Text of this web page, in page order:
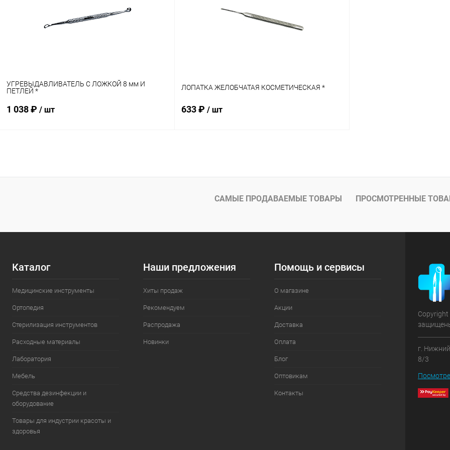
Под заказ
УГРЕВЫДАВЛИВАТЕЛЬ С ЛОЖКОЙ 8 мм И
ПЕТЛЕЙ *
1 038 ₽ / шт
Купить в 1 клик Сравнение
ЛОПАТКА ЖЕЛОБЧАТАЯ КОСМЕТИЧЕСКАЯ *
633 ₽ / шт
Купить в 1 клик Сравнение
В избранное В наличии
САМЫЕ ПРОДАВАЕМЫЕ ТОВАРЫ ПРОСМОТРЕННЫЕ
Каталог
Медицинские инструменты
Ортопедия
Стерилизация инструментов
Расходные материалы
Лаборатория
Мебель
Средства дезинфекции и
оборудование
Товары для индустрии красоты и
здоровья
Наши предложения
Хиты продаж
Рекомендуем
Распродажа
Новинки
Помощь и сервисы
О магазине
Акции
Доставка
Оплата
Блог
Оптовикам
Контакты
г.
8/3